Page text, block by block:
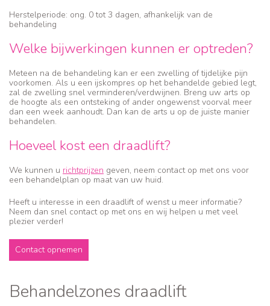
Herstelperiode: ong. 0 tot 3 dagen, afhankelijk van de
behandeling
Welke bijwerkingen kunnen er optreden?
Meteen na de behandeling kan er een zwelling of tijdelijke pijn
voorkomen. Als u een ijskompres op het behandelde gebied legt,
zal de zwelling snel verminderen/verdwijnen. Breng uw arts op
de hoogte als een ontsteking of ander ongewenst voorval meer
dan een week aanhoudt. Dan kan de arts u op de juiste manier
behandelen.
Hoeveel kost een draadlift?
We kunnen u richtprijzen geven, neem contact op met ons voor
een behandelplan op maat van uw huid.
Heeft u interesse in een draadlift of wenst u meer informatie?
Neem dan snel contact op met ons en wij helpen u met veel
plezier verder!
Contact opnemen
Behandelzones draadlift